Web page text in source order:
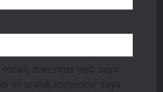
dan situs web saya
ini untuk komentar saya